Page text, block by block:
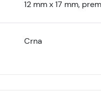
12 mm x 17 mm,
Crna